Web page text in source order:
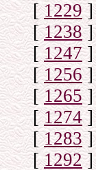
[1229]
[1238]
[1247]
[1256]
[1265]
[1274]
[1283]
[1292]